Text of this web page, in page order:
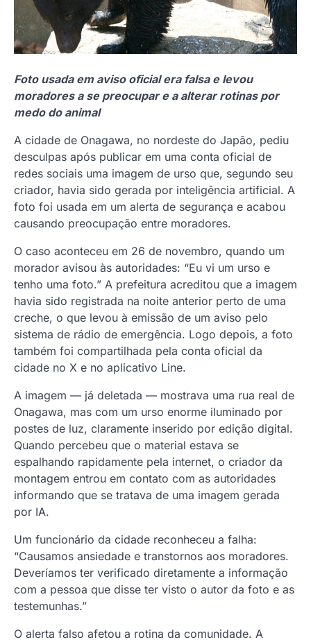
Foto usada em aviso oficial era falsa e levou
moradores a se preocupar e a alterar rotinas por
medo do animal
A cidade de Onagawa, no nordeste do Japão, pediu
desculpas após publicar em uma conta oficial de
redes sociais uma imagem de urso que, segundo seu
criador, havia sido gerada por inteligência artificial. A
foto foi usada em um alerta de segurança e acabou
causando preocupação entre moradores.
O caso aconteceu em 26 de novembro, quando um
morador avisou às autoridades: “Eu vi um urso e
tenho uma foto.” A prefeitura acreditou que a imagem
havia sido registrada na noite anterior perto de uma
creche, o que levou à emissão de um aviso pelo
sistema de rádio de emergência. Logo depois, a foto
também foi compartilhada pela conta oficial da
cidade no X e no aplicativo Line.
A imagem — já deletada — mostrava uma rua real de
Onagawa, mas com um urso enorme iluminado por
postes de luz, claramente inserido por edição digital.
Quando percebeu que o material estava se
espalhando rapidamente pela internet, o criador da
montagem entrou em contato com as autoridades
informando que se tratava de uma imagem gerada
por IA.
Um funcionário da cidade reconheceu a falha:
“Causamos ansiedade e transtornos aos moradores.
Deveríamos ter verificado diretamente a informação
com a pessoa que disse ter visto o autor da foto e as
testemunhas.”
O alerta falso afetou a rotina da comunidade. A